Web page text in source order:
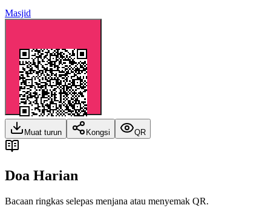
Masjid
Muat turun Kongsi QR
Doa Harian
Bacaan ringkas selepas menjana atau menyemak QR.